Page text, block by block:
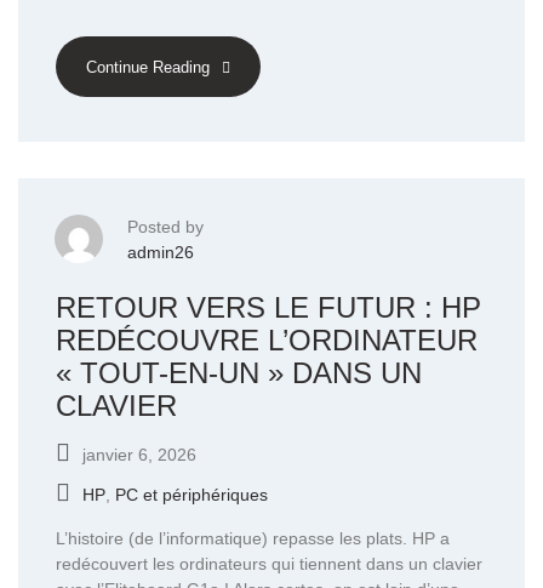
Continue Reading
Posted by
admin26
RETOUR VERS LE FUTUR : HP
REDÉCOUVRE L’ORDINATEUR
« TOUT-EN-UN » DANS UN
CLAVIER
janvier 6, 2026
HP PC et périphériques
L’histoire (de l’informatique) repasse les plats. HP a
redécouvert les ordinateurs qui tiennent dans un clavier